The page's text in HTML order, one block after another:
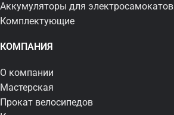
Аккумуляторы для электросамокатов
Комплектующие
КОМПАНИЯ
О компании
Мастерская
Прокат велосипедов